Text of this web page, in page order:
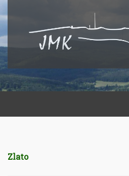
Zlato